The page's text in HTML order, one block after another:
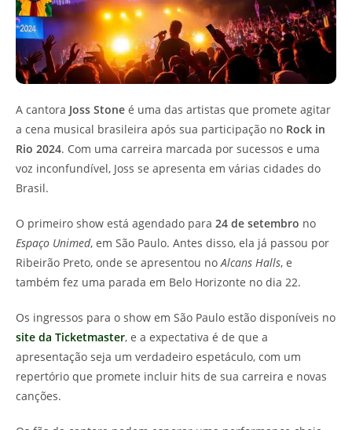
A cantora Joss Stone é uma das artistas que promete agitar
a cena musical brasileira após sua participação no Rock in
Rio 2024. Com uma carreira marcada por sucessos e uma
voz inconfundível, Joss se apresenta em várias cidades do
Brasil.
O primeiro show está agendado para 24 de setembro no
Espaço Unimed, em São Paulo. Antes disso, ela já passou por
Ribeirão Preto, onde se apresentou noAlcans Halls, e
também fez uma parada em Belo Horizonte no dia 22.
Os ingressos para o show em São Paulo estão disponíveis no
site da Ticketmaster, e a expectativa é de que a
apresentação seja um verdadeiro espetáculo, com um
repertório que promete incluir hits de sua carreira e novas
canções.